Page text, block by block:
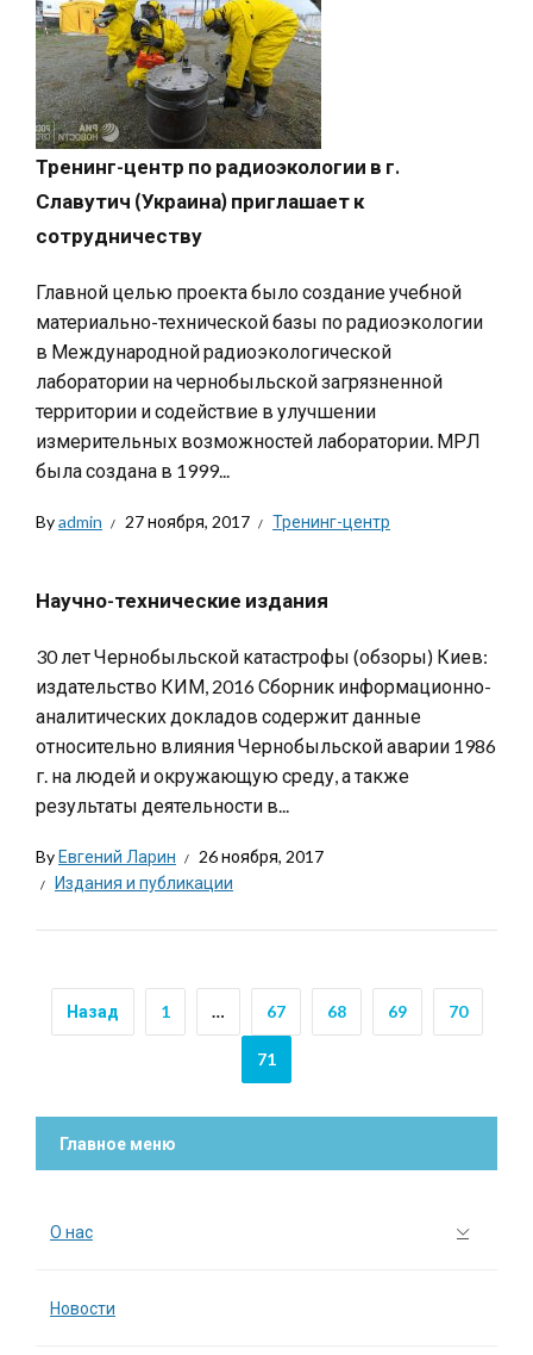
Тренинг-центр по радиоэкологии в г.
Славутич (Украина) приглашает к
сотрудничеству
Главной целью проекта было создание учебной
материально-технической базы по радиоэкологии
в Международной радиоэкологической
лаборатории на чернобыльской загрязненной
территории и содействие в улучшении
измерительных возможностей лаборатории. МРЛ
была создана в 1999...
Byadmin 27 ноября, 2017 Тренинг-центр
Научно-технические издания
30 лет Чернобыльской катастрофы (обзоры) Киев:
издательство КИМ, 2016 Сборник информационно-
аналитических докладов содержит данные
относительно влияния Чернобыльской аварии 1986
г. на людей и окружающую среду, а также
результаты деятельности в...
ByЕвгений Ларин
26 ноября, 2017
Издания и публикации
Назад 1 … 67 68 69 70
71
Главное меню
О нас
Новости